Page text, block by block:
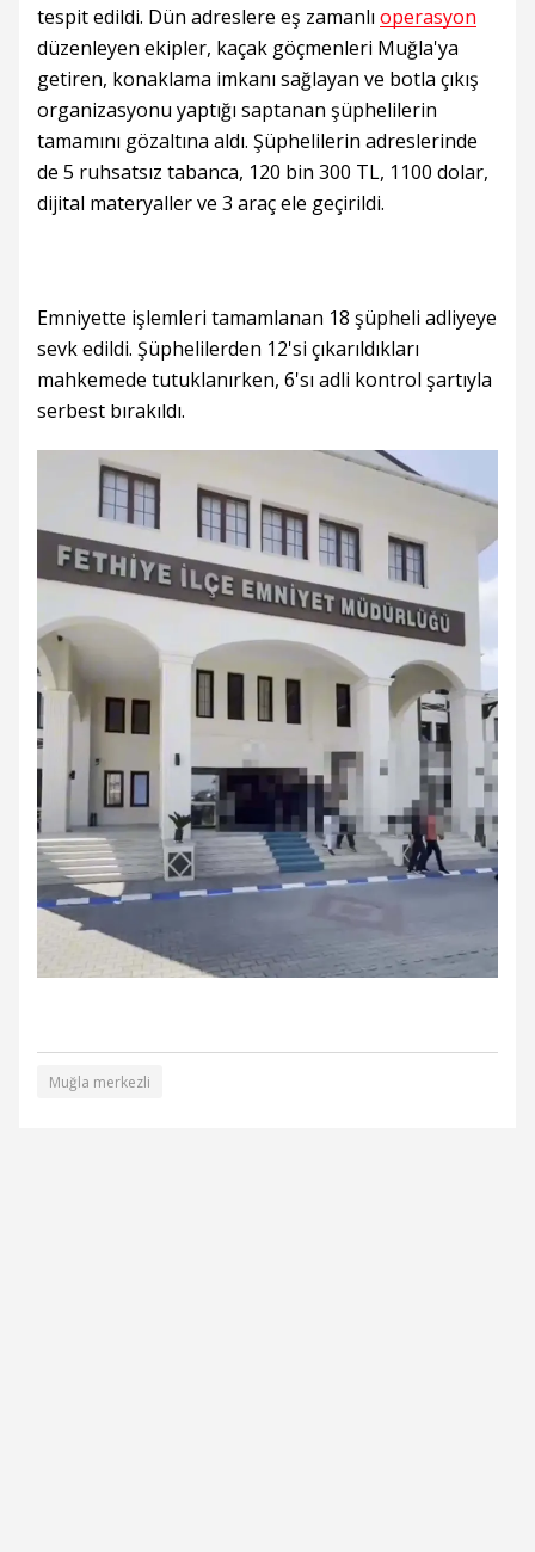
tespit edildi. Dün adreslere eş zamanlı operasyon
düzenleyen ekipler, kaçak göçmenleri Muğla'ya
getiren, konaklama imkanı sağlayan ve botla çıkış
organizasyonu yaptığı saptanan şüphelilerin
tamamını gözaltına aldı. Şüphelilerin adreslerinde
de 5 ruhsatsız tabanca, 120 bin 300 TL, 1100 dolar,
dijital materyaller ve 3 araç ele geçirildi.
Emniyette işlemleri tamamlanan 18 şüpheli adliyeye
sevk edildi. Şüphelilerden 12'si çıkarıldıkları
mahkemede tutuklanırken, 6'sı adli kontrol şartıyla
serbest bırakıldı.
Muğla merkezli